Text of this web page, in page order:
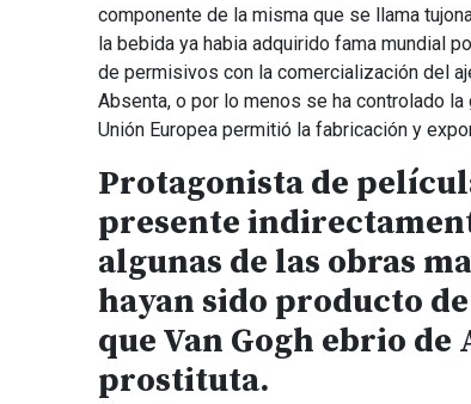
componente de la misma que se llama
la bebida ya habia adquirido fama mundial
de permisivos con la comercialización del
Absenta, o por lo menos se ha controlado
Unión Europea permitió la fabricación y
Protagonista de
presente
algunas de las obras
hayan sido producto de
que Van Gogh ebrio de
prostituta.